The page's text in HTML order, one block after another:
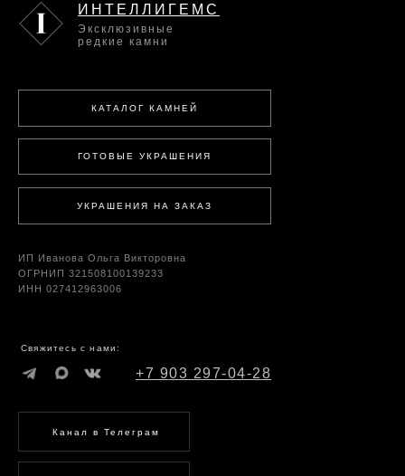
КАТАЛОГ КАМНЕЙ
УКРАШЕНИЯ НА ЗАКАЗ
ГОТОВЫЕ УКРАШЕНИЯ
Эксклюзивные
редкие камни
ИНТЕЛЛИГЕМС
+7 903 297-04-28
Канал в Телеграм
Свяжитесь с нами:
ИП Иванова Ольга Викторовна
ОГРНИП 321508100139233
ИНН 027412963006